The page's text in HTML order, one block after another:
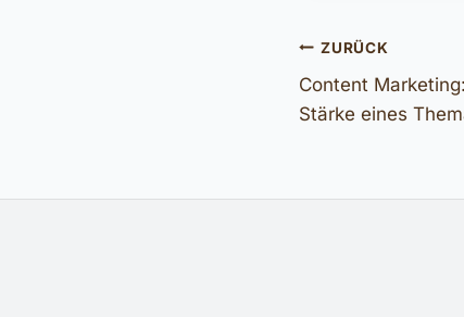
ZURÜCK
Content
Stärke eines